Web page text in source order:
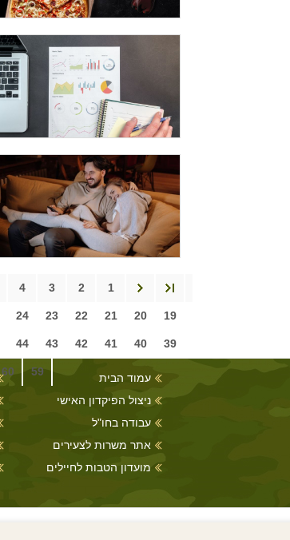
1
2
3
4
19
20
21
22
23
24
39
40
41
42
43
44
59
60
עמוד הבית
ניצול הפיקדון האישי
עבודה בחו"ל
אתר משרות לצעירים
מועדון הטבות לחיילים